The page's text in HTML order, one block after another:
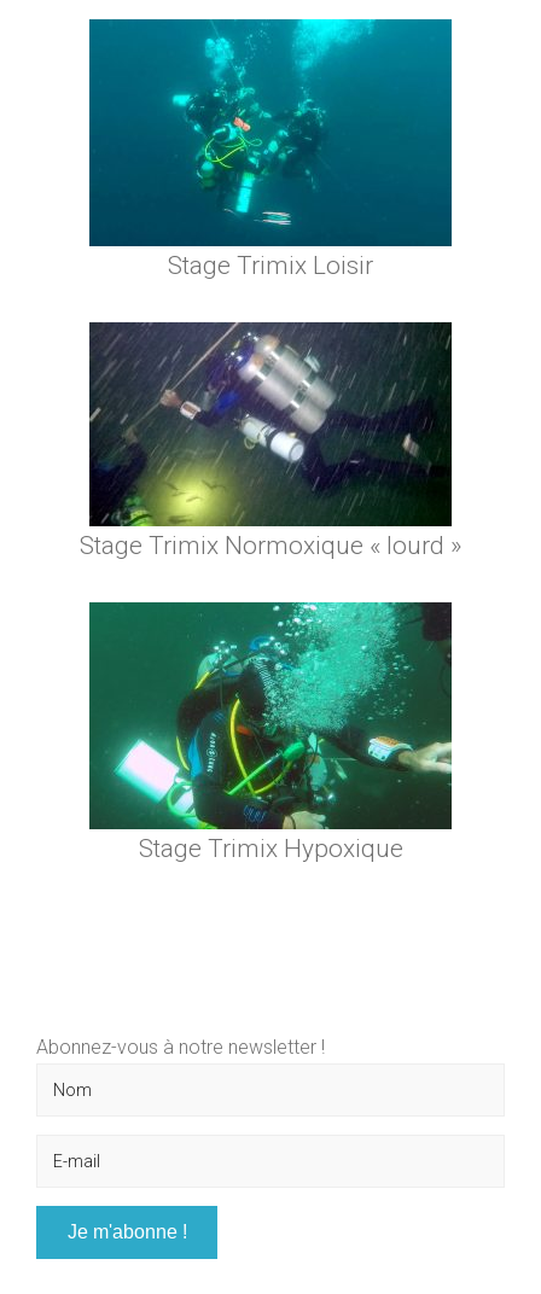
Stage Trimix Loisir
Stage Trimix Normoxique « lourd »
Stage Trimix Hypoxique
Abonnez-vous à notre newsletter !